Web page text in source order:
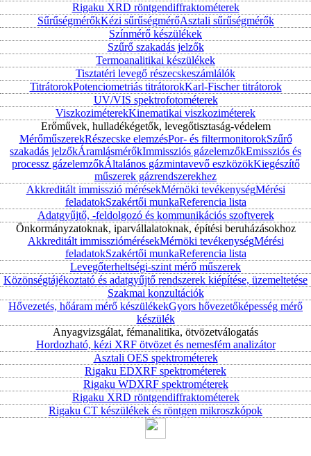
Rigaku XRD röntgendiffraktométerek
SűrűségmérőkKézi sűrűségmérőAsztali sűrűségmérők
Színmérő készülékek
Szűrő szakadás jelzők
Termoanalitikai készülékek
Tisztatéri levegő részecskeszámlálók
TitrátorokPotenciometriás titrátorokKarl-Fischer titrátorok
UV/VIS spektrofotométerek
ViszkoziméterekKinematikai viszkoziméterek
Erőművek, hulladékégetők, levegőtisztaság-védelem
MérőműszerekRészecske elemzésPor- és filtermonitorokSzűrő
szakadás jelzőkÁramlásmérőkImmissziós gázelemzőkEmissziós és
processz gázelemzőkÁltalános gázmintavevő eszközökKiegészítő
műszerek gázrendszerekhez
Akkreditált immisszió mérésekMérnöki tevékenységMérési
feladatokSzakértői munkaReferencia lista
Adatgyűjtő, -feldolgozó és kommunikációs szoftverek
Önkormányzatoknak, iparvállalatoknak, építési beruházásokhoz
Akkreditált immissziómérésekMérnöki tevékenységMérési
feladatokSzakértői munkaReferencia lista
Levegőterheltségi-szint mérő műszerek
Közönségtájékoztató és adatgyűjtő rendszerek kiépítése, üzemeltetése
Szakmai konzultációk
Hővezetés, hőáram mérő készülékekGyors hővezetőképesség mérő
készülék
Anyagvizsgálat, fémanalitika, ötvözetválogatás
Hordozható, kézi XRF ötvözet és nemesfém analizátor
Asztali OES spektrométerek
Rigaku EDXRF spektrométerek
Rigaku WDXRF spektrométerek
Rigaku XRD röntgendiffraktométerek
Rigaku CT készülékek és röntgen mikroszkópok